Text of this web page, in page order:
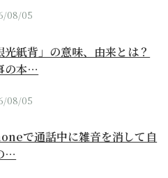
08/05
光紙背」の意味、由来とは？
の本…
08/05
で通話中に雑音を消して自
…